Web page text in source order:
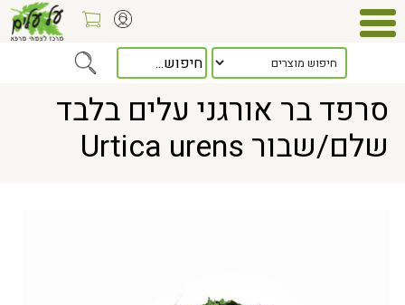
> סרפד בר אורגני עלים בלבד שלם/שבור Urtica urens
סרפד בר אורגני עלים בלבד
שלם/שבור Urtica urens